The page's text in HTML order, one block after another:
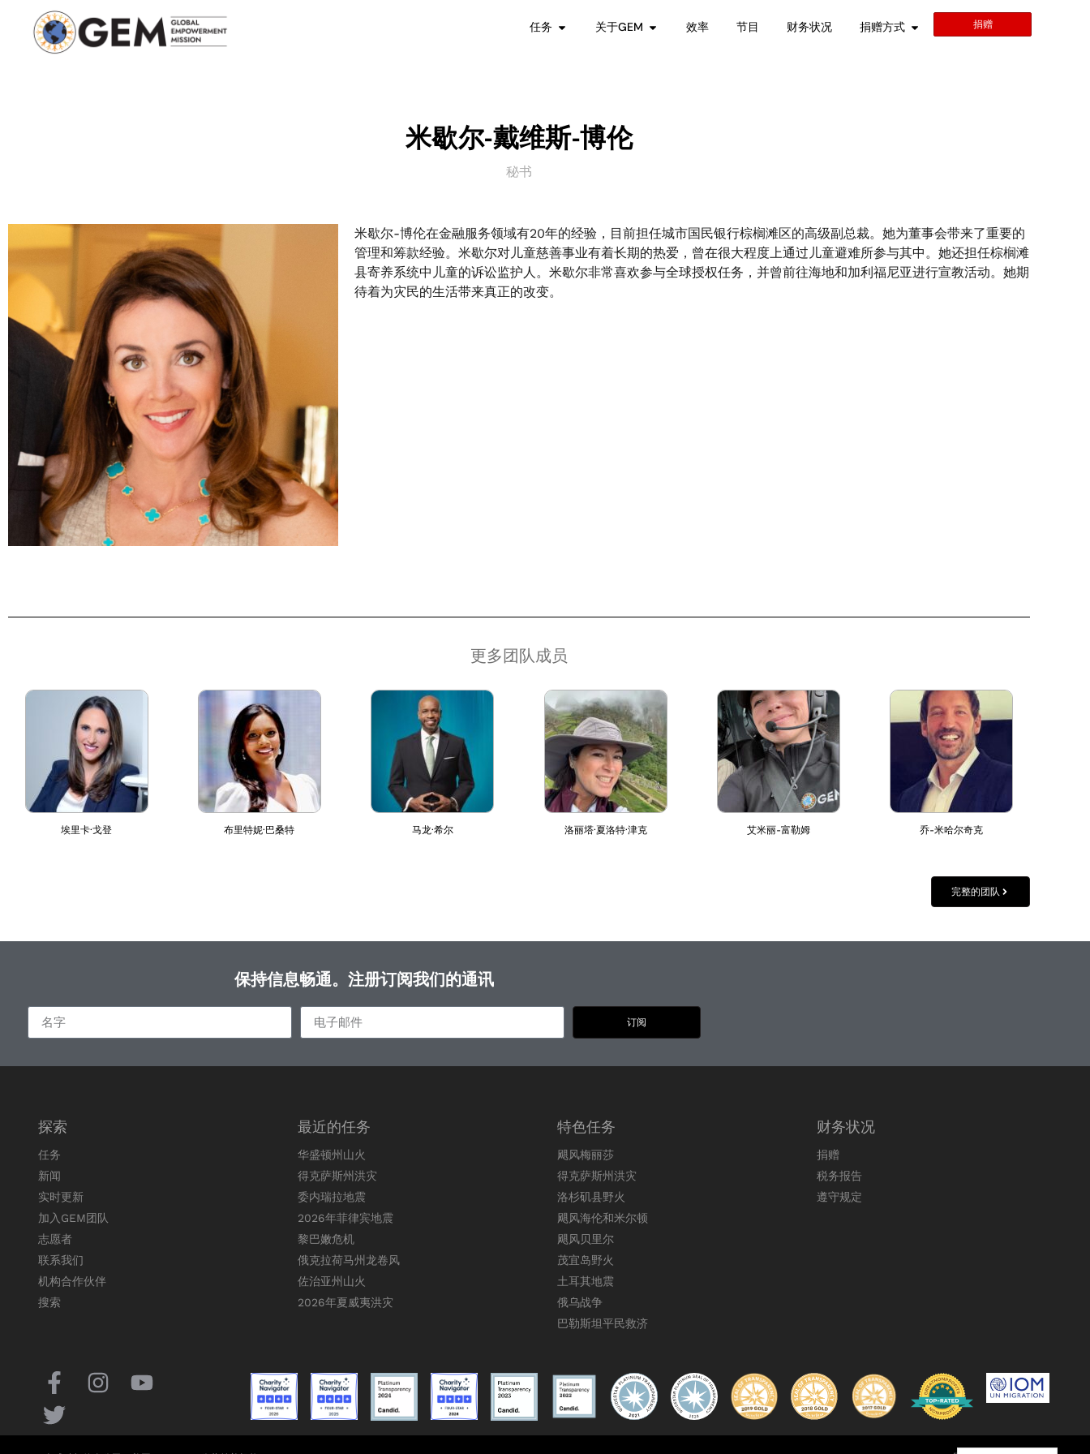
任务 关于GEM 效率 节目 财务状况 捐赠方式 捐赠
米歇尔-戴维斯-博伦
秘书
米歇尔-博伦在金融服务领域有20年的经验，目前担任城市国民银行棕榈滩区的高级副总裁。她为董事会带来了重要的
管理和筹款经验。米歇尔对儿童慈善事业有着长期的热爱，曾在很大程度上通过儿童避难所参与其中。她还担任棕榈滩
县寄养系统中儿童的诉讼监护人。米歇尔非常喜欢参与全球授权任务，并曾前往海地和加利福尼亚进行宣教活动。她期
待着为灾民的生活带来真正的改变。
更多团队成员
埃里卡·戈登 布里特妮·巴桑特 马龙·希尔 洛丽塔·夏洛特·津克 艾米丽-富勒姆 乔-米哈尔奇克
完整的团队
保持信息畅通。注册订阅我们的通讯
订阅
探索
任务
新闻
实时更新
加入GEM团队
志愿者
联系我们
机构合作伙伴
搜索
最近的任务
华盛顿州山火
得克萨斯州洪灾
委内瑞拉地震
2026年菲律宾地震
黎巴嫩危机
俄克拉荷马州龙卷风
佐治亚州山火
2026年夏威夷洪灾
特色任务
飓风梅丽莎
得克萨斯州洪灾
洛杉矶县野火
飓风海伦和米尔顿
飓风贝里尔
茂宜岛野火
土耳其地震
俄乌战争
巴勒斯坦平民救济
财务状况
捐赠
税务报告
遵守规定